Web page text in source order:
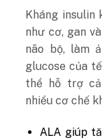
Kháng insulin
như cơ, gan
não bộ, làm
glucose của
thể hỗ trợ
nhiều cơ chế
ALA giúp